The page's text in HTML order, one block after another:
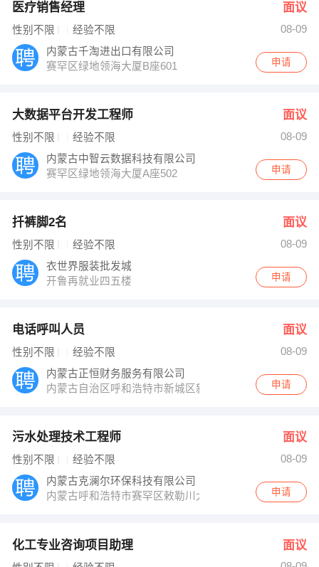
医疗销售经理 面议
性别不限 经验不限
08-09
内蒙古千淘进出口有限公司
赛罕区绿地领海大厦B座601
申请
大数据平台开发工程师 面议
性别不限 经验不限
08-09
内蒙古中智云数据科技有限公司
赛罕区绿地领海大厦A座502
申请
扦裤脚2名 面议
性别不限 经验不限
08-09
衣世界服装批发城
开鲁再就业四五楼
申请
电话呼叫人员 面议
性别不限 经验不限
08-09
内蒙古正恒财务服务有限公司
内蒙古自治区呼和浩特市新城区新华东街85号太伟方恒
申请
污水处理技术工程师 面议
性别不限 经验不限
08-09
内蒙古克澜尔环保科技有限公司
内蒙古呼和浩特市赛罕区敕勒川大街15号绿地蓝海大厦A
申请
化工专业咨询项目助理 面议